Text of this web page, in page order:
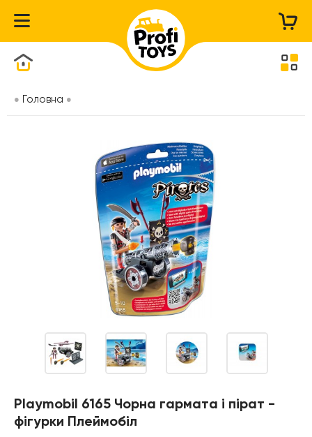
Головна
Playmobil 6165 Чорна гармата і пірат -
фігурки Плеймобіл
Каталог товарів